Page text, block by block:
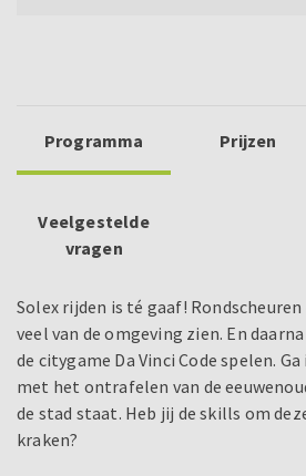
Programma Prijzen
Veelgestelde
vragen
Solex rijden is té gaaf!
veel van de omgeving zien. En
de citygame Da Vinci Code spelen.
met het ontrafelen van de
de stad staat. Heb jij de skills om
kraken?